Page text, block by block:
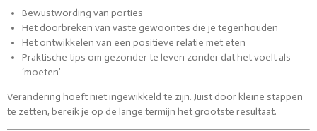
Bewustwording van porties
Het doorbreken van vaste gewoontes die je tegenhouden
Het ontwikkelen van een positieve relatie met eten
Praktische tips om gezonder te leven zonder dat het voelt als
‘moeten’
Verandering hoeft niet ingewikkeld te zijn. Juist door kleine stappen
te zetten, bereik je op de lange termijn het grootste resultaat.